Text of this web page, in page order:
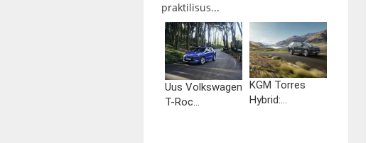
praktilisus...
Uus Volkswagen
T-Roc...
KGM Torres
Hybrid:...